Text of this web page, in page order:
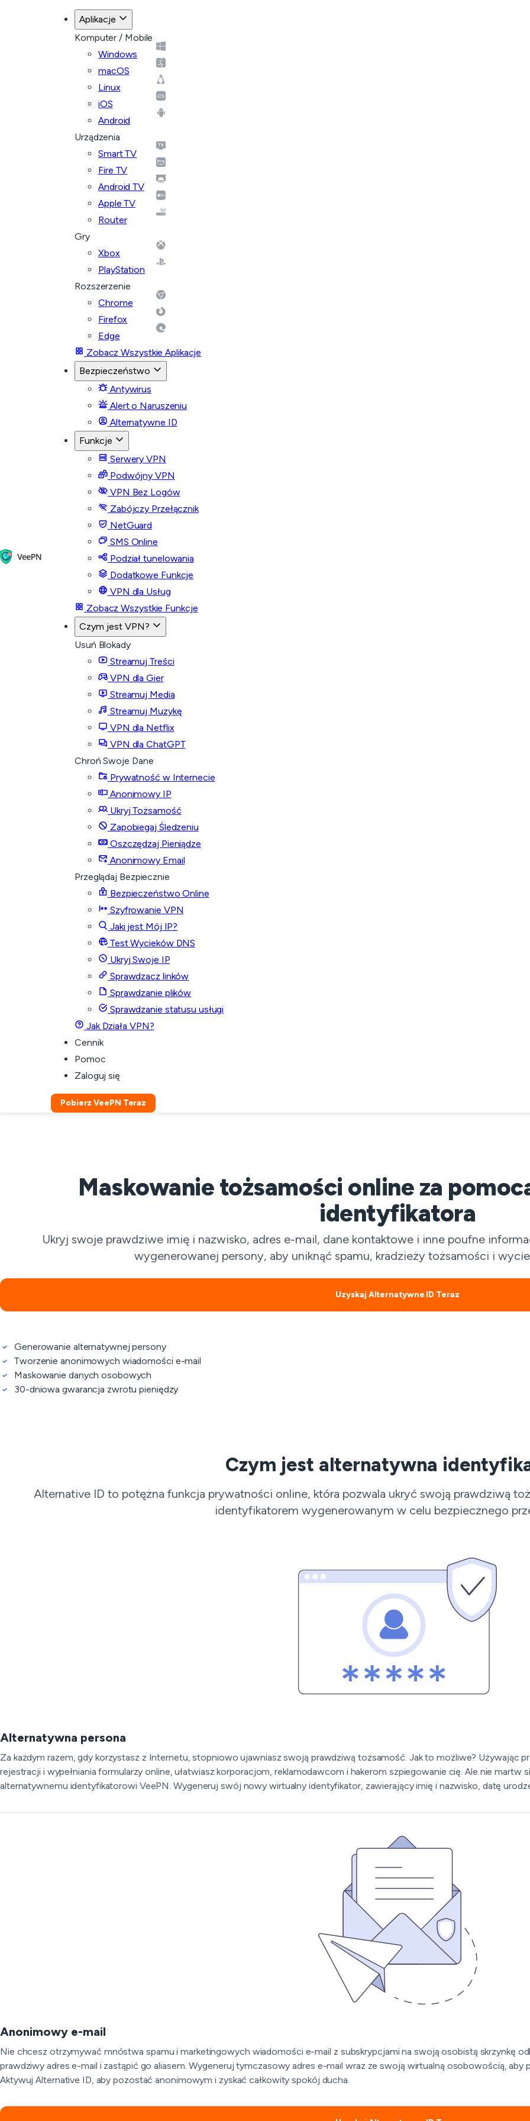
Aplikacje
Komputer / Mobile
Windows
macOS
Linux
iOS
Android
Urządzenia
Smart TV
Fire TV
Android TV
Apple TV
Router
Gry
Xbox
PlayStation
Rozszerzenie
Chrome
Firefox
Edge
Zobacz Wszystkie Aplikacje
Bezpieczeństwo
Antywirus
Alert o Naruszeniu
Alternatywne ID
Funkcje
Serwery VPN
Podwójny VPN
VPN Bez Logów
Zabójczy Przełącznik
NetGuard
SMS Online
Podział tunelowania
Dodatkowe Funkcje
VPN dla Usług
Zobacz Wszystkie Funkcje
Czym jest VPN?
Usuń Blokady
Streamuj Treści
VPN dla Gier
Streamuj Media
Streamuj Muzykę
VPN dla Netflix
VPN dla ChatGPT
Chroń Swoje Dane
Prywatność w Internecie
Anonimowy IP
Ukryj Tożsamość
Zapobiegaj Śledzeniu
Oszczędzaj Pieniądze
Anonimowy Email
Przeglądaj Bezpiecznie
Bezpieczeństwo Online
Szyfrowanie VPN
Jaki jest Mój IP?
Test Wycieków DNS
Ukryj Swoje IP
Sprawdzacz linków
Sprawdzanie plików
Sprawdzanie statusu usługi
Jak Działa VPN?
Cennik
Pomoc
Zaloguj się
Pobierz VeePN Teraz
Maskowanie tożsamości online za
identyfikatora
Ukryj swoje prawdziwe imię i nazwisko, adres e-mail, dane kontaktowe i inne poufne
wygenerowanej persony, aby uniknąć spamu, kradzieży tożsamości i
Uzyskaj Alternatywne ID Teraz
Generowanie alternatywnej persony
Tworzenie anonimowych wiadomości e-mail
Maskowanie danych osobowych
30-dniowa gwarancja zwrotu pieniędzy
Czym jest alternatywna
Alternative ID to potężna funkcja prywatności online, która pozwala ukryć swoją prawdziwą
identyfikatorem wygenerowanym w celu bezpiecznego
Alternatywna persona
Za każdym razem, gdy korzystasz z Internetu, stopniowo ujawniasz swoją prawdziwą tożsamość. Jak to możliwe? Używając
rejestracji i wypełniania formularzy online, ułatwiasz korporacjom, reklamodawcom i hakerom szpiegowanie cię. Ale nie
alternatywnemu identyfikatorowi VeePN. Wygeneruj swój nowy wirtualny identyfikator, zawierający imię i nazwisko, datę
Anonimowy e-mail
Nie chcesz otrzymywać mnóstwa spamu i marketingowych wiadomości e-mail z subskrypcjami na swoją osobistą skrzynkę
prawdziwy adres e-mail i zastąpić go aliasem. Wygeneruj tymczasowy adres e-mail wraz ze swoją wirtualną osobowością,
Aktywuj Alternative ID, aby pozostać anonimowym i zyskać całkowity spokój ducha.